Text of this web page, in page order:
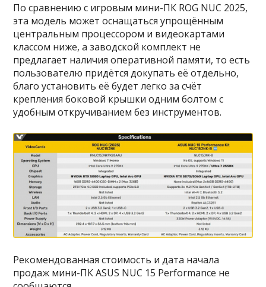
По сравнению с игровым мини-ПК ROG NUC 2025,
эта модель может оснащаться упрощённым
центральным процессором и видеокартами
классом ниже, а заводской комплект не
предлагает наличия оперативной памяти, то есть
пользователю придётся докупать её отдельно,
благо установить её будет легко за счёт
крепления боковой крышки одним болтом с
удобным откручиванием без инструментов.
Рекомендованная стоимость и дата начала
продаж мини-ПК ASUS NUC 15 Performance не